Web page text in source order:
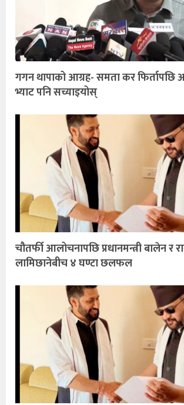
गगन थापाको आग्रह- समता कर फिर्तापछि
भ्याट पनि सच्याइयोस्
चौतर्फी आलोचनापछि प्रधानमन्त्री बालेन र
लामिछानेबीच ४ घण्टा छलफल